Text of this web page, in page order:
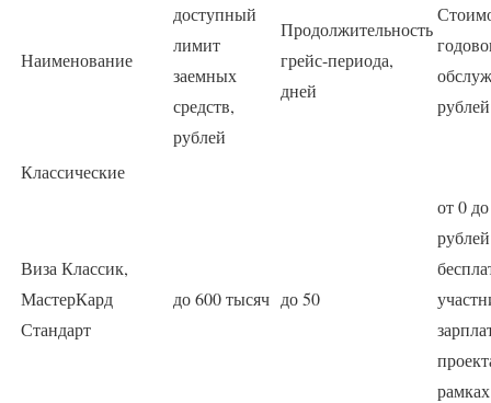
Наименование
доступный
лимит
заемных
средств,
рублей
Продолжительность
грейс-периода,
дней
рублей
Классические
Виза Классик,
МастерКард
Стандарт
до 600 тысяч до 50
от 0